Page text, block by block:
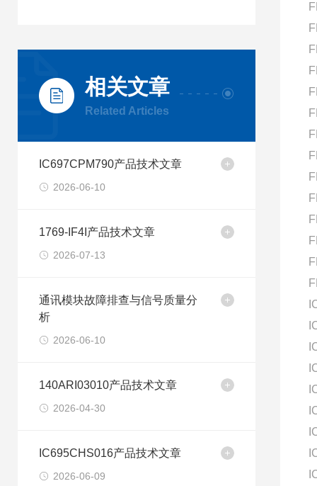
相关文章
Related Articles
IC697CPM790产品技术文章
2026-06-10
1769-IF4I产品技术文章
2026-07-13
通讯模块故障排查与信号质量分
析
2026-06-10
140ARI03010产品技术文章
2026-04-30
IC695CHS016产品技术文章
2026-06-09